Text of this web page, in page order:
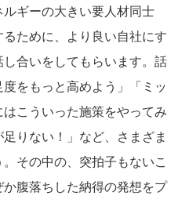
ギーの大きい要人材同士
ために、より良い自社にす
合いをしてもらいます。話
をもっと高めよう」「ミッ
こういった施策をやってみ
りない！」など、さまざま
その中の、突拍子もないこ
腹落ちした納得の発想をプ